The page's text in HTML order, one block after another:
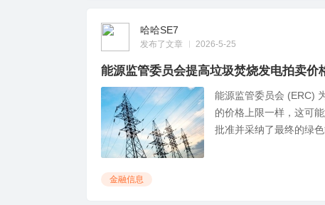
哈哈SE7
发布了文章 2026-5-25
能源监管委员会提高垃圾焚烧发电拍卖价
能源监管委员会 (ERC)
的价格上限一样，这可
批准并采纳了最终的绿色
金融信息